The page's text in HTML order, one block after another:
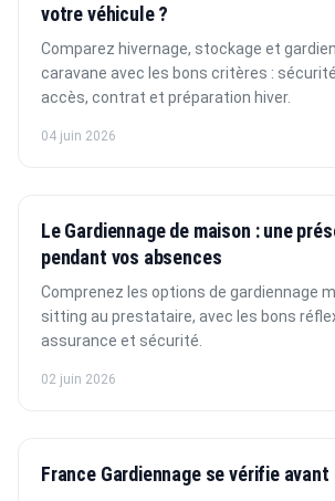
votre véhicule ?
Comparez hivernage, stockage et
caravane avec les bons critères :
accès, contrat et préparation hiver.
04 juin 2026
Le Gardiennage de maison : une
pendant vos absences
Comprenez les options de gardiennage
sitting au prestataire, avec les bons
assurance et sécurité.
02 juin 2026
France Gardiennage se vérifie